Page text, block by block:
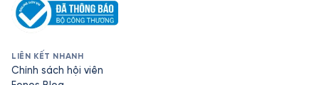
LIÊN KẾT NHANH
Chính sách hội viên